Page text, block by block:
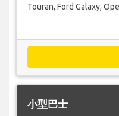
Touran, Ford Galaxy,
小型巴士